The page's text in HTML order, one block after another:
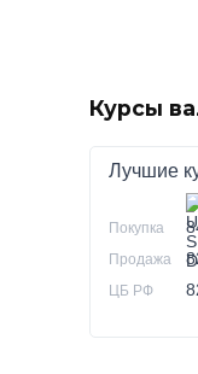
Курсы
Лучшие
Покупка
Продажа
ЦБ РФ